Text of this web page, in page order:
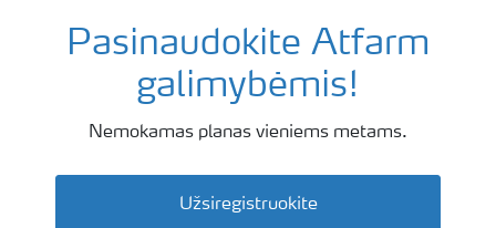
Pasinaudokite Atfarm
galimybėmis!
Nemokamas planas vieniems metams.
Užsiregistruokite